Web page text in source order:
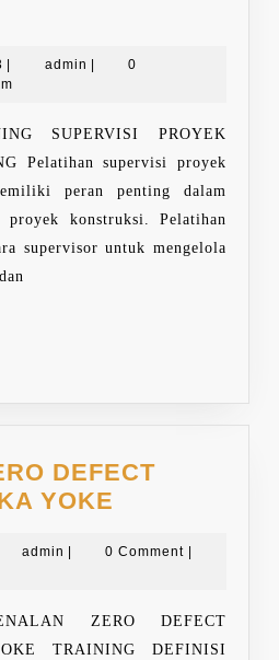
Desember
4,
| admin admin
|
0
SUPERVISI PROYEK
Pelatihan supervisi proyek
peran penting dalam
proyek konstruksi. Pelatihan
supervisor untuk mengelola
DEFECT
YOKE
DEFECT
POKA
YOKE
admin admin0 Comment
ZERO DEFECT
TRAINING DEFINISI